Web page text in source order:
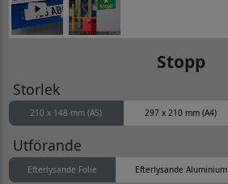
Stopp
Storlek
210 x 148 mm (A5) 297 x 210 mm (A4)
Utförande
Efterlysande Folie Efterlysande Aluminium